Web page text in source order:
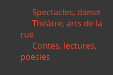
Spectacles, danse
Théâtre, arts de la
rue
Contes, lectures,
poésies